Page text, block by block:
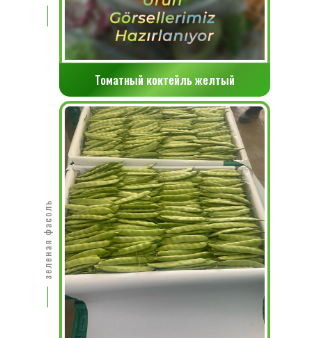
Томатный коктейль желтый
зеленая фасоль